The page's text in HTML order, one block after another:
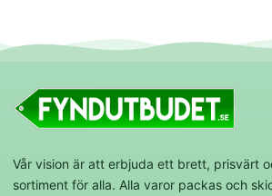
Vår vision är att erbjuda ett brett, prisvärt
sortiment för alla. Alla varor packas och